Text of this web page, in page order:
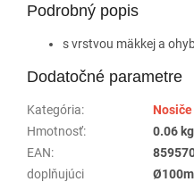
Podrobný popis
s vrstvou mäkkej a
Dodatočné parametre
Kategória:
Hmotnosť:
0.06 kg
EAN:
doplňujúci